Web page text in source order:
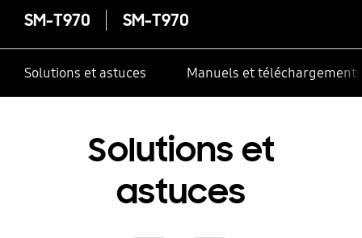
SM-T970 SM-T970
Solutions et astuces Manuels et téléchargements
Solutions et
astuces